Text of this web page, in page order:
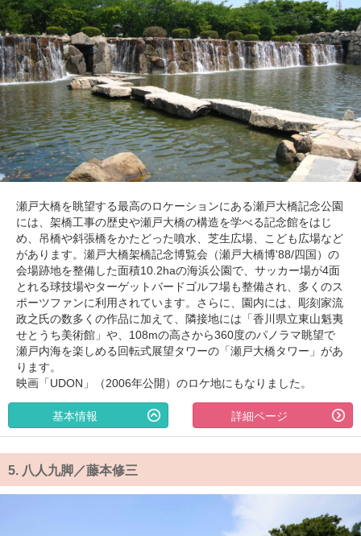
瀬戸大橋を眺望する最高のロケーションにある瀬戸大橋記念公園
には、架橋工事の歴史や瀬戸大橋の構造を学べる記念館をはじ
め、吊橋や斜張橋をかたどった噴水、芝生広場、こども広場など
があります。瀬戸大橋架橋記念博覧会（瀬戸大橋博'88/四国）の
会場跡地を整備した面積10.2haの海浜公園で、サッカー場が4面
とれる球技場やターゲットバードゴルフ場も整備され、多くのス
ポーツファンに利用されています。さらに、園内には、彫刻家流
政之氏の数多くの作品に加えて、隣接地には「香川県立東山魁夷
せとうち美術館」や、108mの高さから360度のパノラマ眺望で
瀬戸内海を楽しめる回転式展望タワーの「瀬戸大橋タワー」があ
ります。
映画「UDON」（2006年公開）のロケ地にもなりました。
詳細ページ
基本情報
5. 八人九脚／藤本修三